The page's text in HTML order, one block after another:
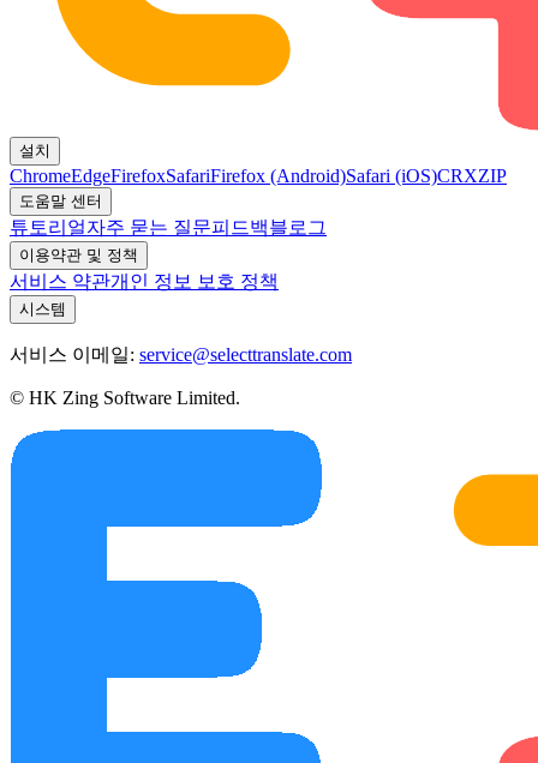
설치
ChromeEdgeFirefoxSafariFirefox (Android)Safari (iOS)CRXZIP
도움말 센터
튜토리얼자주 묻는 질문피드백블로그
이용약관 및 정책
서비스 약관개인 정보 보호 정책
시스템
서비스 이메일: service@selecttranslate.com
© HK Zing Software Limited.